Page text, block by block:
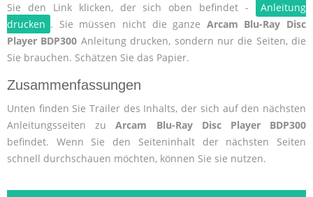
Sie den Link klicken, der sich oben befindet -
Anleitung
drucken . Sie müssen nicht die ganze Arcam Blu-Ray Disc
Player BDP300 Anleitung drucken, sondern nur die Seiten, die
Sie brauchen. Schätzen Sie das Papier.
Zusammenfassungen
Unten finden Sie Trailer des Inhalts, der sich auf den nächsten
Anleitungsseiten zuArcam Blu-Ray Disc Player BDP300
befindet. Wenn Sie den Seiteninhalt der nächsten Seiten
schnell durchschauen möchten, können Sie sie nutzen.